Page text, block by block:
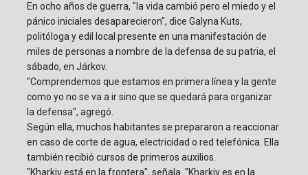
En ocho años de guerra, "la vida cambió pero el miedo y el
pánico iniciales desaparecieron", dice Galyna Kuts,
politóloga y edil local presente en una manifestación de
miles de personas a nombre de la defensa de su patria, el
sábado, en Járkov.
"Comprendemos que estamos en primera línea y la gente
como yo no se va a ir sino que se quedará para organizar
la defensa", agregó.
Según ella, muchos habitantes se prepararon a reaccionar
en caso de corte de agua, electricidad o red telefónica. Ella
también recibió cursos de primeros auxilios.
"Kharkiv está en la frontera", señala. "Kharkiv es en la